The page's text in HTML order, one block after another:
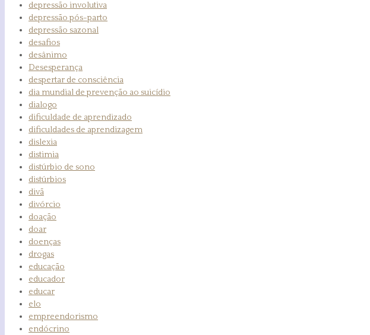
depressão involutiva
depressão pós-parto
depressão sazonal
desafios
desânimo
Desesperança
despertar de consciência
dia mundial de prevenção ao suicídio
dialogo
dificuldade de aprendizado
dificuldades de aprendizagem
dislexia
distimia
distúrbio de sono
distúrbios
divã
divórcio
doação
doar
doenças
drogas
educação
educador
educar
elo
empreendorismo
endócrino